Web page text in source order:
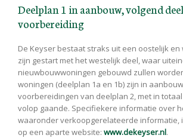
Deelplan 1 in aanbouw, volgend
voorbereiding
De Keyser bestaat straks uit een oostelijk en
zijn gestart met het westelijk deel, waar
nieuwbouwwoningen gebouwd zullen
woningen (deelplan 1a en 1b) zijn in
voorbereidingen van deelplan 2, met in
volop gaande. Specifiekere informatie over
waaronder verkoopgerelateerde informatie,
op een aparte website: www.dekeyser.nl.